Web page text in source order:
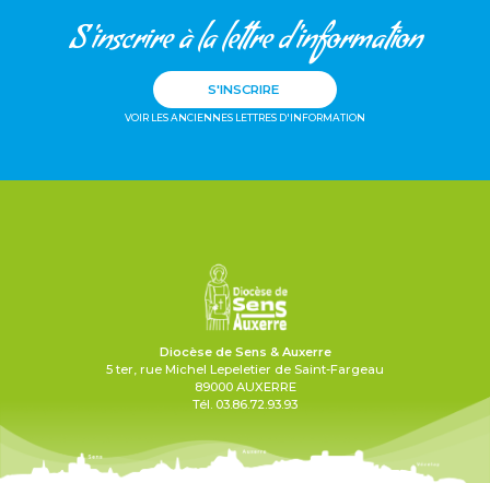
S'inscrire à la lettre d'information
S'INSCRIRE
VOIR LES ANCIENNES LETTRES D'INFORMATION
Diocèse de Sens & Auxerre
5 ter, rue Michel Lepeletier de Saint-Fargeau
89000 AUXERRE
Tél. 03.86.72.93.93